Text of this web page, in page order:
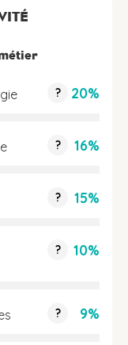
? 20%
? 16%
? 15%
? 10%
? 9%